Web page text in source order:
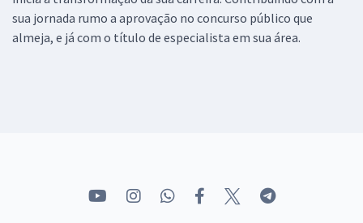
sua jornada rumo a aprovação no concurso público que
almeja, e já com o título de especialista em sua área.